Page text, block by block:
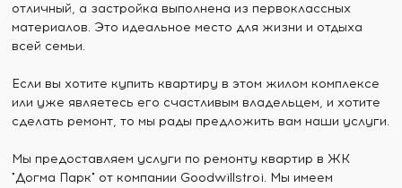
отличный, а застройка выполнена из первоклассных
материалов. Это идеальное место для жизни и отдыха
всей семьи.
Если вы хотите купить квартиру в этом жилом комплексе
или уже являетесь его счастливым владельцем, и хотите
сделать ремонт, то мы рады предложить вам наши услуги.
Мы предоставляем услуги по ремонту квартир в ЖК
"Догма Парк" от компании Goodwillstroi. Мы имеем